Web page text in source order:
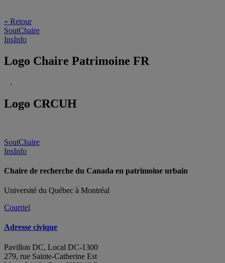
« Retour
SoutChaire
InsInfo
Logo Chaire Patrimoine FR
.
Logo CRCUH
SoutChaire
InsInfo
Chaire de recherche du Canada en patrimoine urbain
Université du Québec à Montréal
Courriel
Adresse civique
Pavillon DC, Local DC-1300
279, rue Sainte-Catherine Est